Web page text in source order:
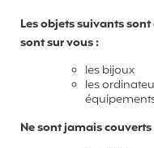
Les objets suivants
sont sur vous :
les bijoux
les
Ne sont jamais couverts